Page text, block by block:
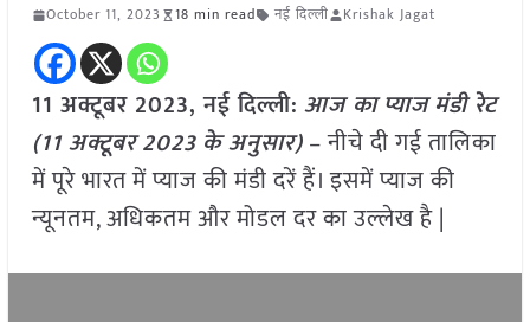
October 11, 2023 18 min read नई दिल्ली Krishak Jagat
11 अक्टूबर 2023, नई दिल्ली: आज का प्याज मंडी रेट
(11 अक्टूबर2023 के अनुसार)– नीचे दी गई तालिका
में पूरे भारत में प्याज की मंडी दरें हैं। इसमें प्याज की
न्यूनतम, अधिकतम और मोडल दर का उल्लेख है |